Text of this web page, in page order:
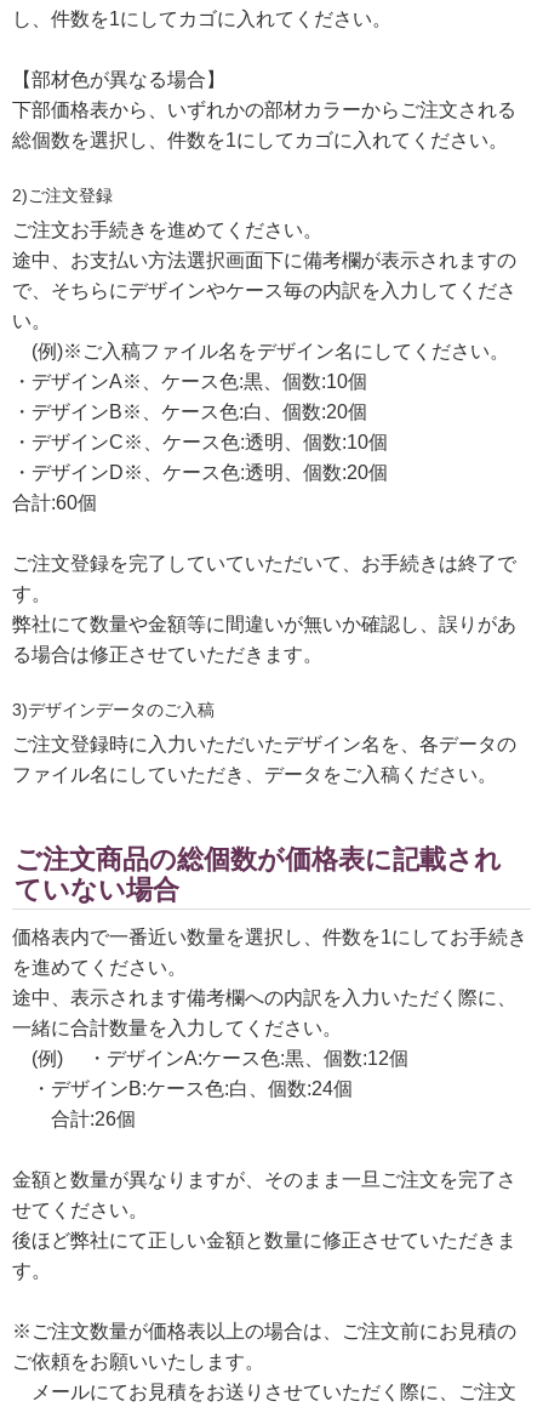
し、件数を1にしてカゴに入れてください。
【部材色が異なる場合】
下部価格表から、いずれかの部材カラーからご注文される
総個数を選択し、件数を1にしてカゴに入れてください。
2)ご注文登録
ご注文お手続きを進めてください。
途中、お支払い方法選択画面下に備考欄が表示されますの
で、そちらにデザインやケース毎の内訳を入力してくださ
い。
(例)※ご入稿ファイル名をデザイン名にしてください。
・デザインA※、ケース色:黒、個数:10個
・デザインB※、ケース色:白、個数:20個
・デザインC※、ケース色:透明、個数:10個
・デザインD※、ケース色:透明、個数:20個
合計:60個
ご注文登録を完了していていただいて、お手続きは終了で
す。
弊社にて数量や金額等に間違いが無いか確認し、誤りがあ
る場合は修正させていただきます。
3)デザインデータのご入稿
ご注文登録時に入力いただいたデザイン名を、各データの
ファイル名にしていただき、データをご入稿ください。
ご注文商品の総個数が価格表に記載され
ていない場合
価格表内で一番近い数量を選択し、件数を1にしてお手続き
を進めてください。
途中、表示されます備考欄への内訳を入力いただく際に、
一緒に合計数量を入力してください。
(例) ・デザインA:ケース色:黒、個数:12個
・デザインB:ケース色:白、個数:24個
合計:26個
金額と数量が異なりますが、そのまま一旦ご注文を完了さ
せてください。
後ほど弊社にて正しい金額と数量に修正させていただきま
す。
※ご注文数量が価格表以上の場合は、ご注文前にお見積の
ご依頼をお願いいたします。
メールにてお見積をお送りさせていただく際に、ご注文